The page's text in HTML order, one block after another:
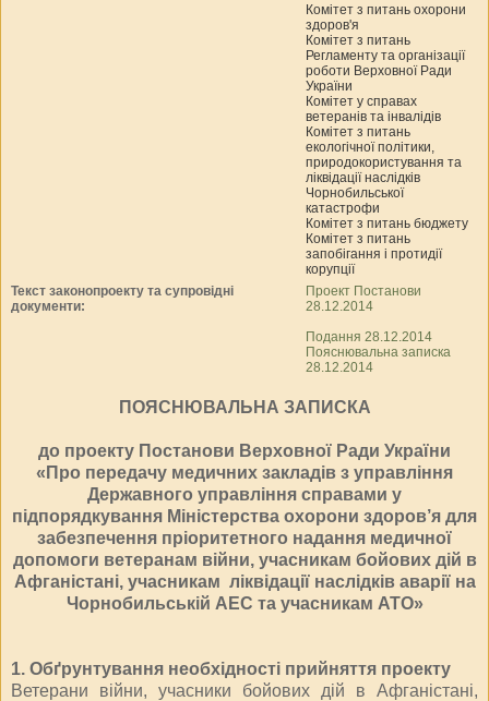
Комітет з питань охорони
здоров'я
Комітет з питань
Регламенту та організації
роботи Верховної Ради
України
Комітет у справах
ветеранів та інвалідів
Комітет з питань
екологічної політики,
природокористування та
ліквідації наслідків
Чорнобильської
катастрофи
Комітет з питань бюджету
Комітет з питань
запобігання і протидії
корупції
Текст законопроекту та супровідні
документи:
Проект Постанови
28.12.2014
Подання 28.12.2014
Пояснювальна записка
28.12.2014
ПОЯСНЮВАЛЬНА ЗАПИСКА
до проекту Постанови Верховної Ради України
«Про передачу медичних закладів з управління
Державного управління справами у
підпорядкування Міністерства охорони здоров’я для
забезпечення пріоритетного надання медичної
допомоги ветеранам війни, учасникам бойових дій в
Афганістані, учасникам ліквідації наслідків аварії на
Чорнобильській АЕС та учасникам АТО»
1. Обґрунтування необхідності прийняття проекту
Ветерани війни, учасники бойових дій в Афганістані,